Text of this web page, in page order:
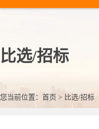
比选/招标
您当前位置： 首页 > 比选/招标